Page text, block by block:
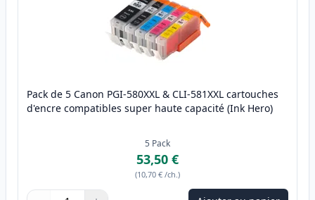
Pack de 5 Canon PGI-580XXL & CLI-581XXL cartouches
d'encre compatibles super haute capacité (Ink Hero)
5 Pack
53,50 €
(10,70 € /ch.)